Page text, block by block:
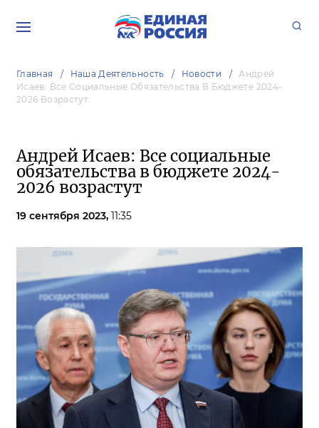
Главная Наша Деятельность Новости
Андрей
Исаев: Все Социальные Обязательства В Бюджете 2024-
2026 Возрастут
Андрей Исаев: Все социальные
обязательства в бюджете 2024-
2026 возрастут
19 сентября 2023, 11:35